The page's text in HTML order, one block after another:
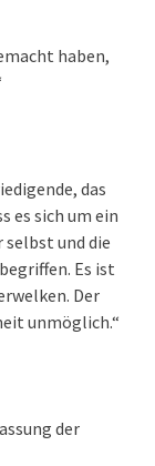
haben,
das
es sich um ein
und die
Es ist
Der
unmöglich.“
der